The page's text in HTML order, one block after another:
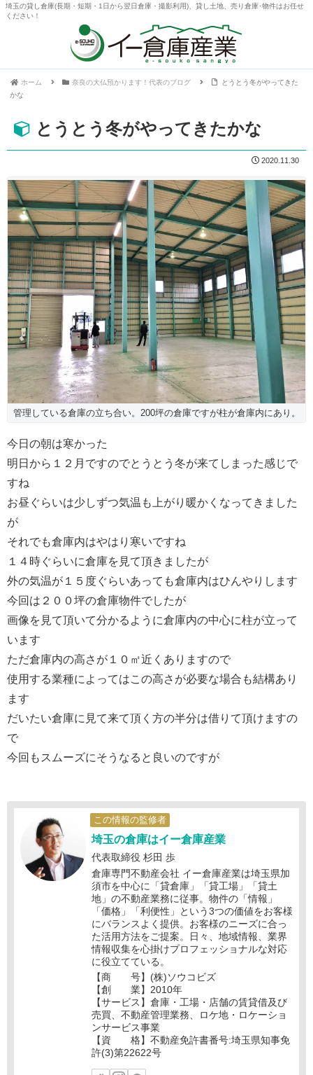
埼玉の貸し倉庫(長期・短期・1日から翌日倉庫・撮影利用)、貸し土地、売り倉庫･物件はお任せ
ください！
ホーム 奈良の大仏預かります！代表のブログ
とうとう冬がやってきた
かな
とうとう冬がやってきたかな
2020.11.30
管理している倉庫の立ち合い。200坪の倉庫ですが柱が倉庫内にあり。
今日の朝は寒かった
明日から１２月ですのでとうとう冬が来てしまった感じで
すね
お昼ぐらいは少しずつ気温も上がり暖かくなってきました
が
それでも倉庫内はやはり寒いですね
１４時ぐらいに倉庫を見て頂きましたが
外の気温が１５度ぐらいあっても倉庫内はひんやりします
今回は２００坪の倉庫物件でしたが
画像を見て頂いて分かるように倉庫内の中心に柱が立って
います
ただ倉庫内の高さが１０㎡近くありますので
使用する業種によってはこの高さが必要な場合も結構あり
ます
だいたい倉庫に見て来て頂く方の半分は借りて頂けますの
で
今回もスムーズにそうなると良いのですが
この情報の監修者
埼玉の倉庫はイー倉庫産業
代表取締役 杉田 歩
倉庫専門不動産会社 イー倉庫産業は埼玉県加
須市を中心に「貸倉庫」「貸工場」「貸土
地」の不動産業務に従事。物件の「情報」
「価格」「利便性」という3つの価値をお客様
にバランスよく提供。お客様のニーズに合っ
た活用方法をご提案。日々、地域情報、業界
情報収集を心掛けプロフェッショナルな対応
に役立てている。
【商 号】(株)ソウコビズ
【創 業】2010年
【サービス】倉庫・工場・店舗の賃貸借及び
売買、不動産管理業務、ロケ地・ロケーショ
ンサービス事業
【資 格】不動産免許書番号:埼玉県知事免
許(3)第22622号